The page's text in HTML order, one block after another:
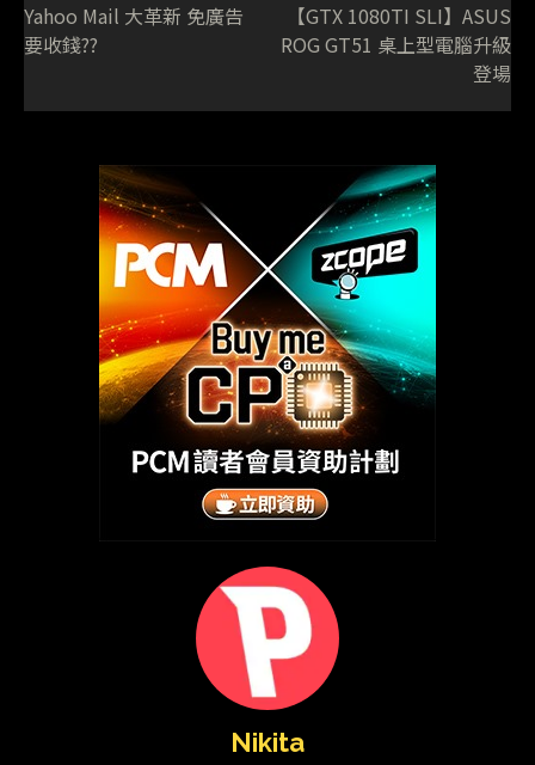
Yahoo Mail 大革新 免廣告
要收錢??
【GTX 1080TI SLI】ASUS
ROG GT51 桌上型電腦升級
登場
Nikita